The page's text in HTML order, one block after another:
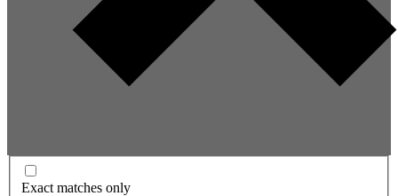
Exact matches only